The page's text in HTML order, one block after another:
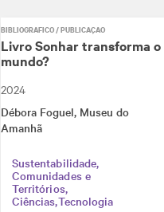
BIBLIOGRÁFICO / PUBLICAÇÃO
Livro Sonhar transforma o
mundo?
2024
Débora Foguel, Museu do
Amanhã
Sustentabilidade
Comunidades e
Territórios
CiênciasTecnologia